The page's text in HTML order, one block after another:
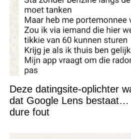
Deze datingsite-oplichter
dat Google Lens bestaat…
dure fout